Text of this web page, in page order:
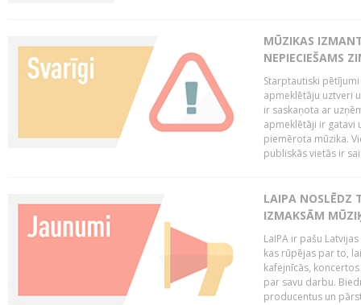
MŪZIKAS
NEPIECIEŠAMS
Starptautiski
apmeklētāju uztveri
ir saskaņota ar
apmeklētāji ir gatavi
piemērota mūzika.
publiskās vietās ir
LAIPA NOSLĒDZ
IZMAKSĀM
LaIPA ir pašu
kas rūpējas par to,
kafejnīcās,
par savu darbu.
producentus un